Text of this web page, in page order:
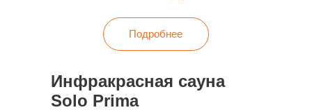
Подробнее
Инфракрасная сауна
Solo Prima